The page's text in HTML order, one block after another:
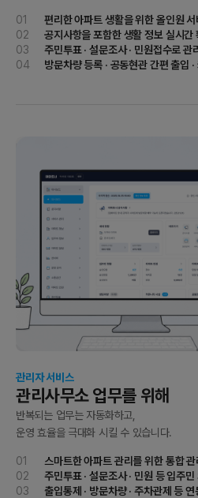
01
편리한 아파트 생활을 위한 올인원
02
공지사항을 포함한 생활 정보 실시간
03
주민투표 · 설문조사 · 민원접수로 관
04
방문차량 등록 · 공동현관 간편 출입
관리자 서비스
관리사무소 업무를 위해
반복되는 업무는 자동화하고,
운영 효율을 극대화 시킬 수 있습니다.
01
스마트한 아파트 관리를 위한 통합
02
주민투표 · 설문조사 · 민원 등 입주
03
출입통제 · 방문차량 · 주차관제 등